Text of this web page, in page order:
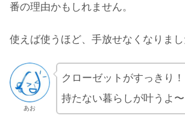
番の理由かもしれません。
使えば使うほど、手放せなくなりまし
あお
クローゼットがすっきり！
持たない暮らしが叶うよ〜